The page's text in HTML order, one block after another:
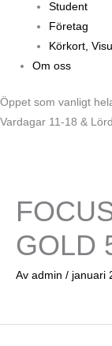
Student
Företag
Körkort,
Om oss
Öppet som vanligt
Vardagar 11-18 &
GOLD
Av admin / januari